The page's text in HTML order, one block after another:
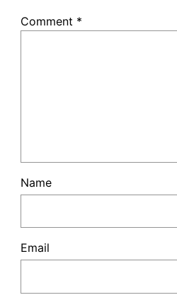
Comment *
Name
Email